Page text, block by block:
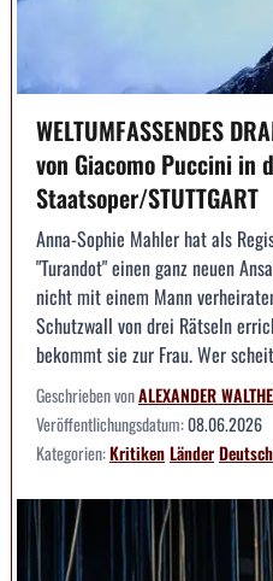
WELTUMFASSENDES
von Giacomo Puccini in
Staatsoper/STUTTGART
Anna-Sophie Mahler hat als
"Turandot" einen ganz neuen
nicht mit einem Mann
Schutzwall von drei Rätseln
bekommt sie zur Frau. Wer
Geschrieben vonALEXANDER
Veröffentlichungsdatum:08.06.2026
Kategorien:KritikenLänder